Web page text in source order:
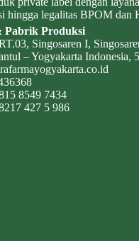
hingga legalitas BPOM dan
Pabrik Produksi
Singosaren I,
– Yogyakarta Indonesia,
8549 7434
427 5 986